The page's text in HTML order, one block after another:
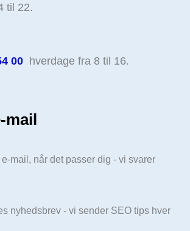
til 22.
00 hverdage fra 8 til 16.
mail
mail, når det passer dig - vi svarer
nyhedsbrev - vi sender SEO tips hver